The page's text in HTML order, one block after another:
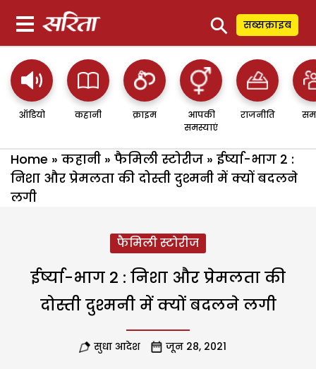
⚲ सब्सक्राइब
ऑडियो कहानी क्राइम
आपकी
समस्याएं
राजनीति
Home » कहानी » फैमिली स्टोरीज » ईर्ष्या-भाग 2 :
निशा और प्रेमलता की दोस्ती दुश्मनी में क्यों बदलने
लगी
फैमिली स्टोरीज
ईर्ष्या-भाग 2 : निशा और प्रेमलता की
दोस्ती दुश्मनी में क्यों बदलने लगी
सुधा आदेश जून 28, 2021